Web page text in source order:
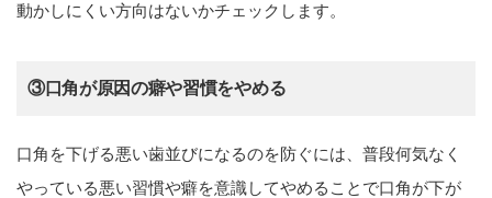
動かしにくい方向はないかチェックします。
③口角が原因の癖や習慣をやめる
口角を下げる悪い歯並びになるのを防ぐには、普段何気なく
やっている悪い習慣や癖を意識してやめることで口角が下が